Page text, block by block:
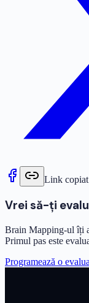
Link copiat
Vrei să-ți
Brain Mapping-ul îți
Primul pas este
Programează o